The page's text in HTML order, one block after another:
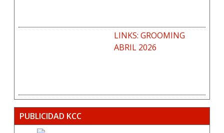
LINKS: GROOMING
ABRIL 2026
PUBLICIDAD KCC